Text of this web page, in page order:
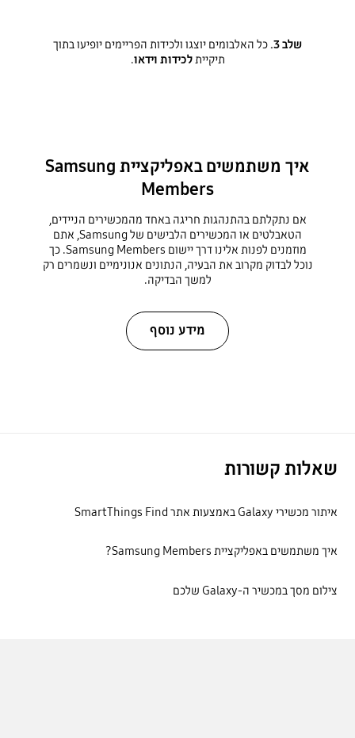
שלב 3.
כל האלבומים יוצגו ולכידות הפריימים יופיעו בתוך
תיקייתלכידות וידאו.
איך משתמשים באפליקציית Samsung
Members
אם נתקלתם בהתנהגות חריגה באחד מהמכשירים הניידים,
הטאבלטים או המכשירים הלבישים של Samsung, אתם
מוזמנים לפנות אלינו דרך יישום Samsung Members. כך
נוכל לבדוק מקרוב את הבעיה, הנתונים אנונימיים ונשמרים רק
למשך הבדיקה.
מידע נוסף
שאלות קשורות
איתור מכשירי Galaxy באמצעות אתר SmartThings Find
איך משתמשים באפליקציית Samsung Members?
צילום מסך במכשיר ה-Galaxy שלכם